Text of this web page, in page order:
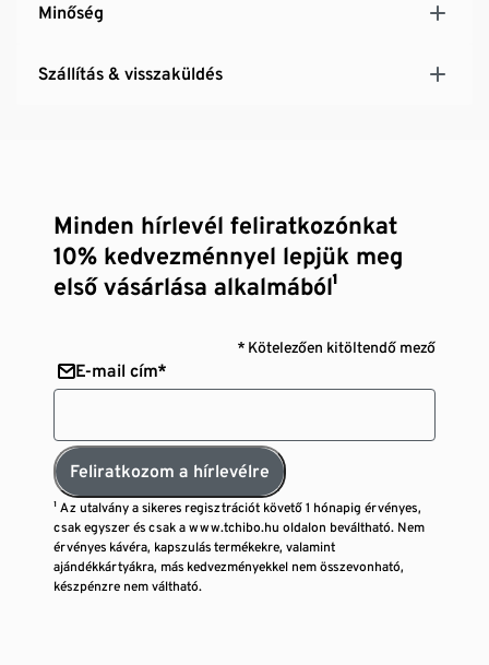
Minőség
Szállítás & visszaküldés
Minden hírlevél feliratkozónkat
10% kedvezménnyel lepjük meg
első vásárlása alkalmából¹
* Kötelezően kitöltendő mező
E-mail cím*
Feliratkozom a hírlevélre
¹ Az utalvány a sikeres regisztrációt követő 1 hónapig érvényes,
csak egyszer és csak a www.tchibo.hu oldalon beváltható. Nem
érvényes kávéra, kapszulás termékekre, valamint
ajándékkártyákra, más kedvezményekkel nem összevonható,
készpénzre nem váltható.